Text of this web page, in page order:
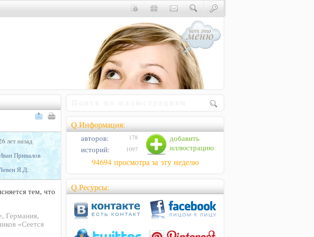
лет назад
Привалов
Я.Д.
тем, что
Германия,
«Сеется
Q.Информация:
добавить
иллюстрацию
авторов: 178
историй: 1097
94694 просмотра за эту неделю
Q.Ресурсы: